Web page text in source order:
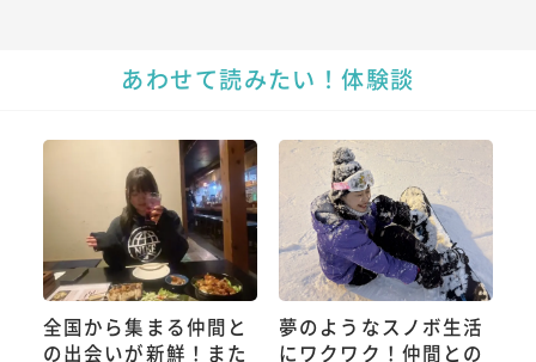
あわせて読みたい！体験談
全国から集まる仲間と
の出会いが新鮮！また
夢のようなスノボ生活
にワクワク！仲間との